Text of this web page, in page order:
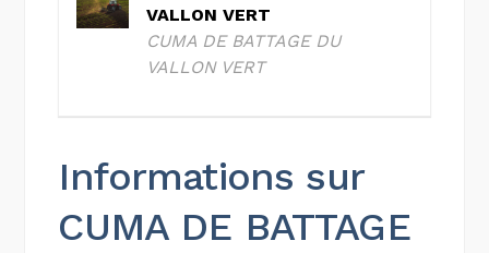
VALLON VERT
CUMA DE BATTAGE DU
VALLON VERT
Informations sur
CUMA DE BATTAGE